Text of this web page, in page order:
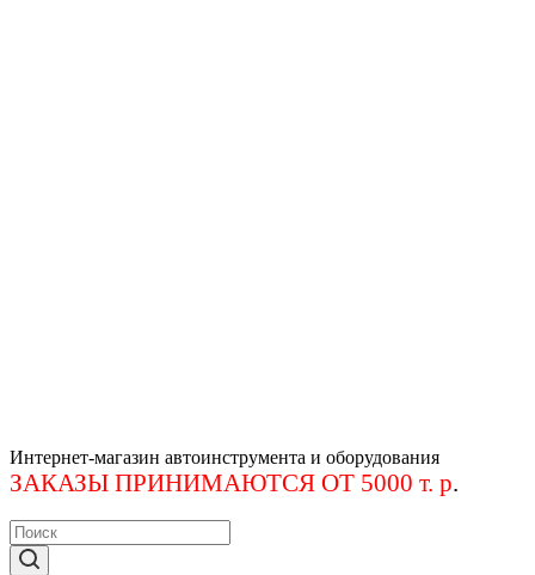
Интернет-магазин автоинструмента и оборудования
ЗАКАЗЫ ПРИНИМАЮТСЯ ОТ 5000 т. р.